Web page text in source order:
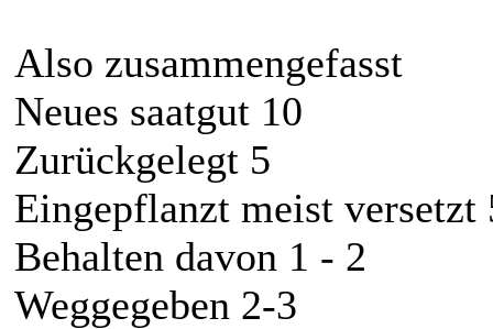
Also zusammengefasst
Neues saatgut 10
Zurückgelegt 5
Eingepflanzt meist versetzt
Behalten davon 1 - 2
Weggegeben 2-3